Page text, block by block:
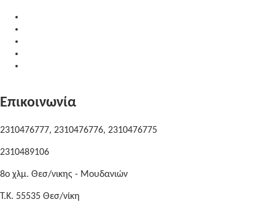
Επικοινωνία
2310476777, 2310476776, 2310476775
2310489106
8o χλμ. Θεσ/νικης - Μουδανιών
Τ.Κ. 55535 Θεσ/νίκη